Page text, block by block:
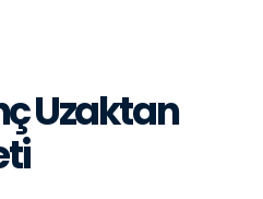
Uzaktan